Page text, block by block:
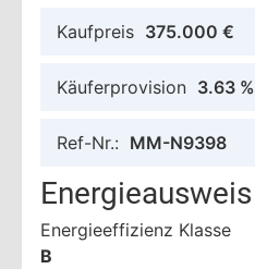
Kaufpreis 375.000 €
Käuferprovision 3.63 %
Ref-Nr.: MM-N9398
Energieausweis
Energieeffizienz Klasse
B